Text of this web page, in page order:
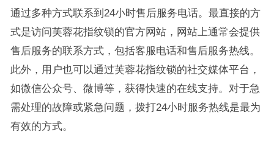
通过多种方式联系到24小时售后服务电话。最直接的方
式是访问芙蓉花指纹锁的官方网站，网站上通常会提供
售后服务的联系方式，包括客服电话和售后服务热线。
此外，用户也可以通过芙蓉花指纹锁的社交媒体平台，
如微信公众号、微博等，获得快速的在线支持。对于急
需处理的故障或紧急问题，拨打24小时服务热线是最为
有效的方式。